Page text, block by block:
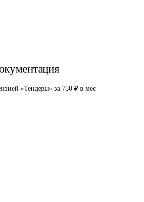
«Тендеры» за 750 ₽ в мес